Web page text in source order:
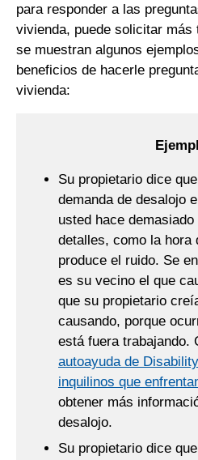
para responder a las
vivienda, puede solicitar más
se muestran algunos
beneficios de hacerle
vivienda:
Su propietario dice
demanda de desalojo
usted hace
detalles, como la hora
produce el ruido. Se
es su vecino el que
que su propietario
causando, porque
está fuera trabajando.
autoayuda de
inquilinos que
obtener más
desalojo.
Su propietario dice